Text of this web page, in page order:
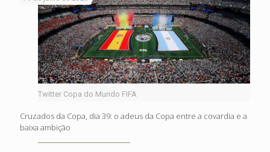
Twitter Copa do Mundo FIFA
Cruzados da Copa, dia 39: o adeus da Copa entre a covardia e a
baixa ambição